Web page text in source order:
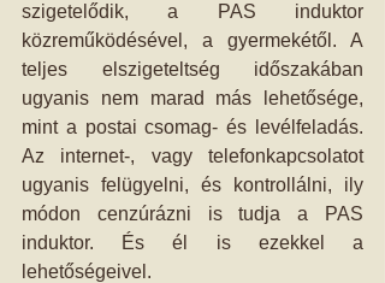
szigetelődik, a PAS induktor
közreműködésével, a gyermekétől. A
teljes elszigeteltség időszakában
ugyanis nem marad más lehetősége,
mint a postai csomag- és levélfeladás.
Az internet-, vagy telefonkapcsolatot
ugyanis felügyelni, és kontrollálni, ily
módon cenzúrázni is tudja a PAS
induktor. És él is ezekkel a
lehetőségeivel.